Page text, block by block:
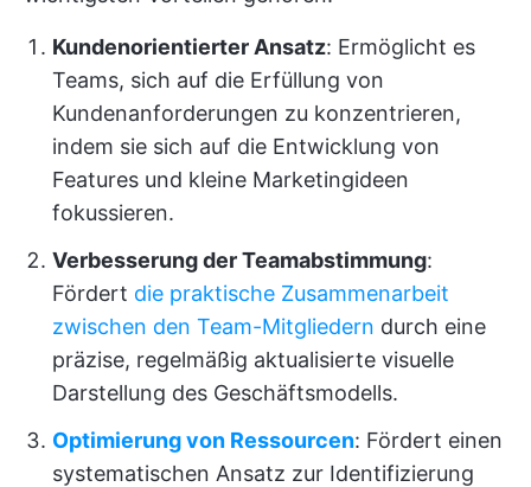
Kundenorientierter Ansatz: Ermöglicht es
Teams, sich auf die Erfüllung von
Kundenanforderungen zu konzentrieren,
indem sie sich auf die Entwicklung von
Features und kleine Marketingideen
fokussieren.
Verbesserung der Teamabstimmung:
Fördert die praktische Zusammenarbeit
zwischen den Team-Mitgliedern durch eine
präzise, regelmäßig aktualisierte visuelle
Darstellung des Geschäftsmodells.
Optimierung von Ressourcen: Fördert einen
systematischen Ansatz zur Identifizierung